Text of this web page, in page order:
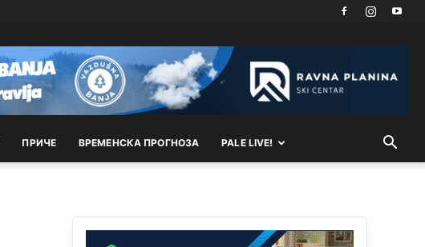
ПРИЧЕ ВРEМEНСКА ПРОГНОЗА PALE LIVE!
šalju poštom a da ne dolaze? Kurko
Анонимно2807791 11:39
БиХ није гласала да је тзв.Косово држава.
Анонимно2807895 12:16